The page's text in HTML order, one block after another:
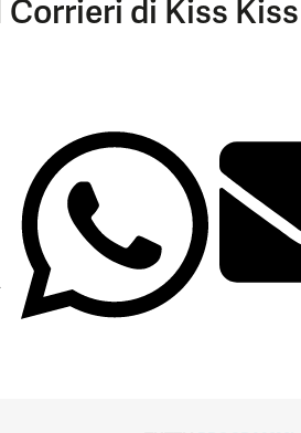
Corrieri di Kiss Kiss